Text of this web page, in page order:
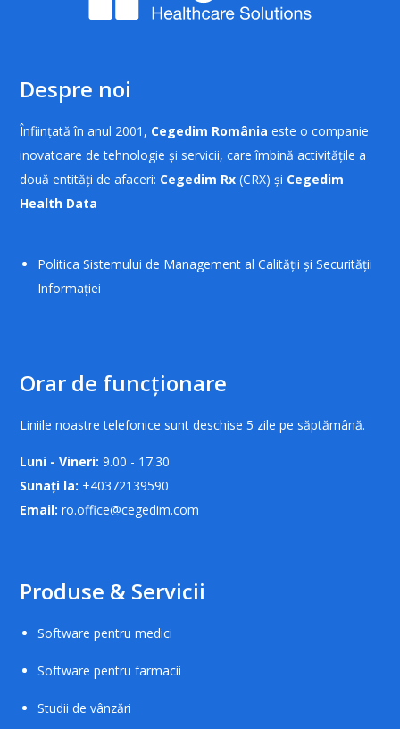
Despre noi
Înființată în anul 2001, Cegedim România este o companie
inovatoare de tehnologie și servicii, care îmbină activitățile a
două entități de afaceri: Cegedim Rx (CRX) și Cegedim
Health Data
Politica Sistemului de Management al Calității și Securității
Informației
Orar de funcționare
Liniile noastre telefonice sunt deschise 5 zile pe săptămână.
Luni - Vineri: 9.00 - 17.30
Sunați la: +40372139590
Email: ro.office@cegedim.com
Produse & Servicii
Software pentru medici
Software pentru farmacii
Studii de vânzări